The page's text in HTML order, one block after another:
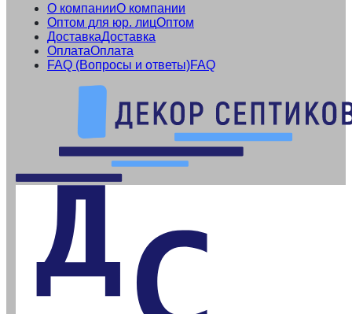
О компанииО компании
Оптом для юр. лицОптом
ДоставкаДоставка
ОплатаОплата
FAQ (Вопросы и ответы)FAQ